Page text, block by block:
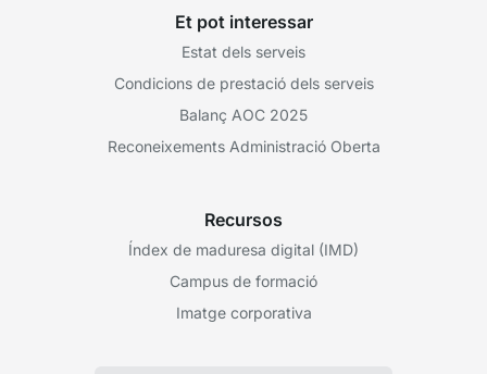
Et pot interessar
Estat dels serveis
Condicions de prestació dels serveis
Balanç AOC 2025
Reconeixements Administració Oberta
Recursos
Índex de maduresa digital (IMD)
Campus de formació
Imatge corporativa